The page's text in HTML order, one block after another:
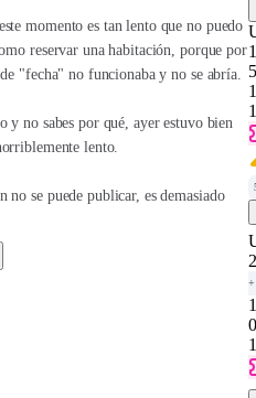
momento es tan lento que no puedo
reservar una habitación, porque por
"fecha" no funcionaba y no se abría.
y no sabes por qué, ayer estuvo bien
lento.
no se puede publicar, es demasiado